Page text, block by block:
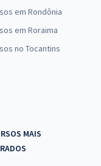
- Assistente Técnico
do Amazonas -
em Rondônia
em Roraima
no Tocantins
MAIS